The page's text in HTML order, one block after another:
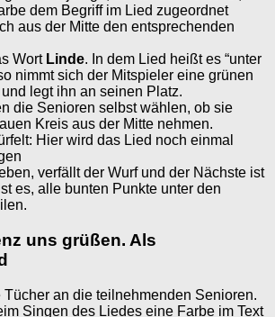
dem Begriff im Lied zugeordnet
aus der Mitte den entsprechenden
Wort Linde. In dem Lied heißt es “unter
nimmt sich der Mitspieler eine grünen
legt ihn an seinen Platz.
die Senioren selbst wählen, ob sie
Kreis aus der Mitte nehmen.
Hier wird das Lied noch einmal
verfällt der Wurf und der Nächste ist
es, alle bunten Punkte unter den
uns grüßen. Als
an die teilnehmenden Senioren.
Singen des Liedes eine Farbe im Text